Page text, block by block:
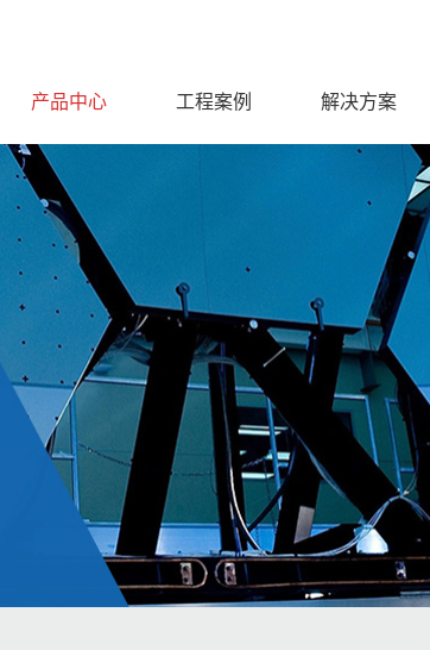
产品中心 工程案例 解决方案